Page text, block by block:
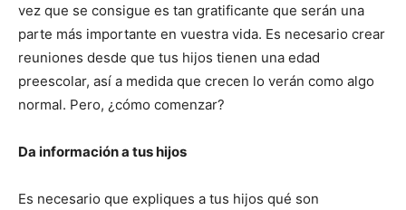
vez que se consigue es tan gratificante que serán una
parte más importante en vuestra vida. Es necesario crear
reuniones desde que tus hijos tienen una edad
preescolar, así a medida que crecen lo verán como algo
normal. Pero, ¿cómo comenzar?
Da información a tus hijos
Es necesario que expliques a tus hijos qué son